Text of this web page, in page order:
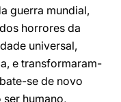
guerra mundial,
horrores da
universal,
e transformaram-
se de novo
humano,